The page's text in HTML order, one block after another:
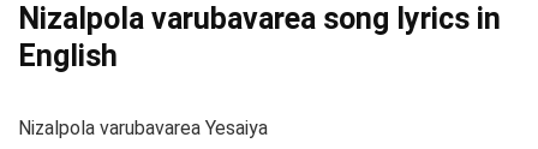
Nizalpola varubavarea song lyrics in
English
Nizalpola varubavarea Yesaiya